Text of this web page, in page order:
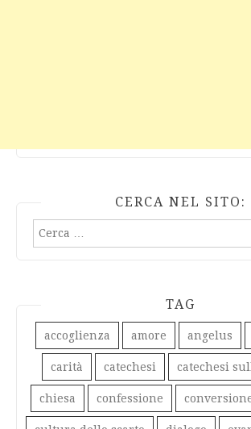
CERCA NEL SITO:
Ricerca
TAG
accoglienza amore angelus
carità catechesi catechesi
chiesa confessione